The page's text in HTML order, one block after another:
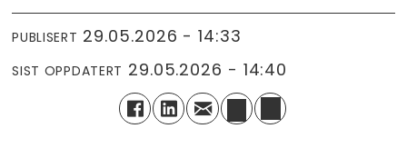
PUBLISERT 29.05.2026 - 14:33
SIST OPPDATERT 29.05.2026 - 14:40